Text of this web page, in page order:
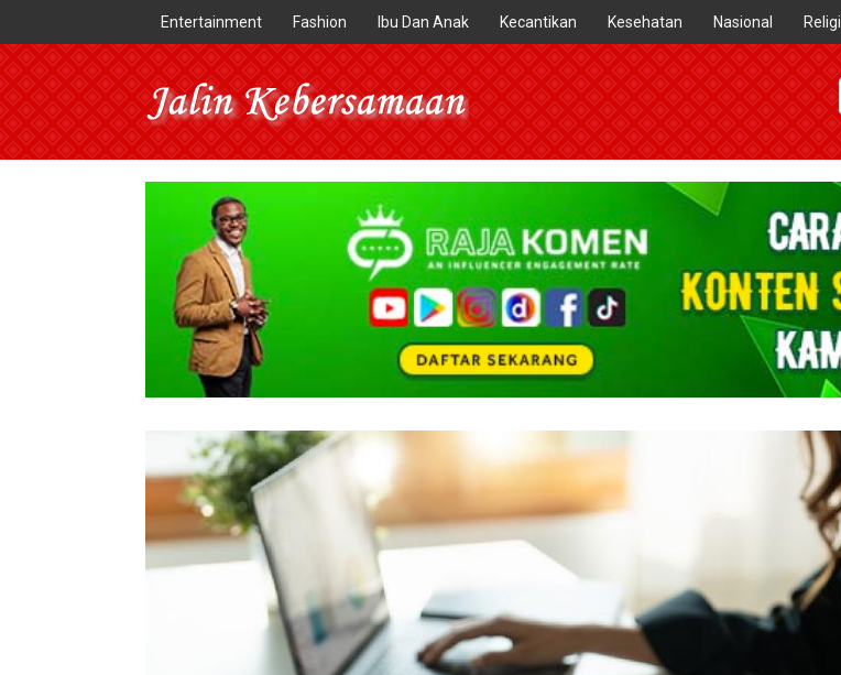
Entertainment Fashion Ibu Dan Anak Kecantikan Kesehatan Nasional Religi